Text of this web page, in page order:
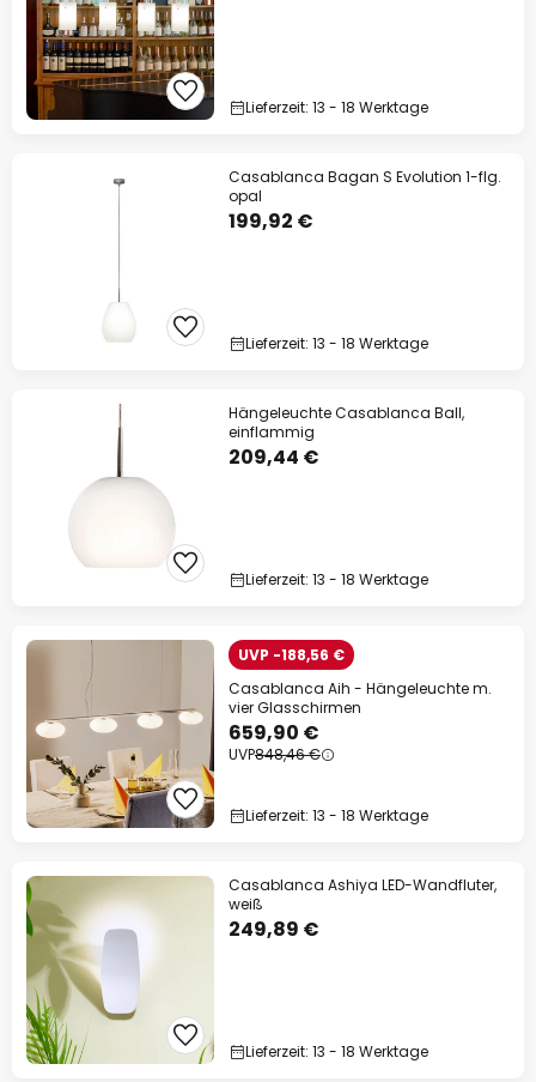
Lieferzeit: 13 - 18 Werktage
Casablanca Bagan S Evolution 1-flg.
opal
199,92 €
Lieferzeit: 13 - 18 Werktage
Hängeleuchte Casablanca Ball,
einflammig
209,44 €
Lieferzeit: 13 - 18 Werktage
UVP -188,56 €
Casablanca Aih - Hängeleuchte m.
vier Glasschirmen
659,90 €
UVP848,46 €
Lieferzeit: 13 - 18 Werktage
Casablanca Ashiya LED-Wandfluter,
weiß
249,89 €
Lieferzeit: 13 - 18 Werktage